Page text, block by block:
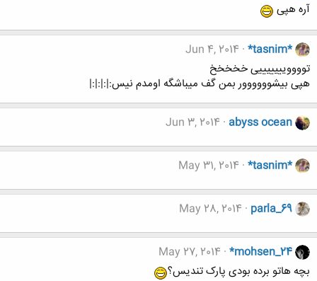
آره هپی
*tasnim*
Jun 4, 2014
توووویییییییی خخخخخ
هپی بیشوووووور بمن گف میباشگه اومدم نیس:|:|:|:|
abyss ocean
Jun 3, 2014
*tasnim*
May 31, 2014
parla_69
May 28, 2014
*mohsen_24
May 27, 2014
بچه هاتو برده بودی پارک تندیس؟